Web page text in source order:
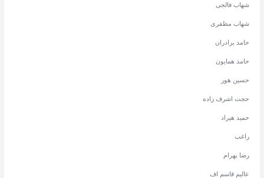
شهاب فالجی
شهاب مظفری
حامد برادران
حامد همایون
حسین هور
حجت اشرف زاده
حمید هیراد
راغب
رضا بهرام
عالیم قاسم اف